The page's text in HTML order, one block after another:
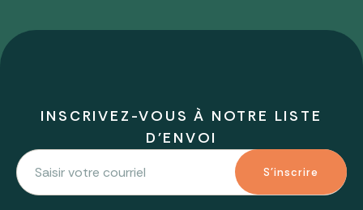
INSCRIVEZ-VOUS À NOTRE LISTE
D'ENVOI
S'inscrire